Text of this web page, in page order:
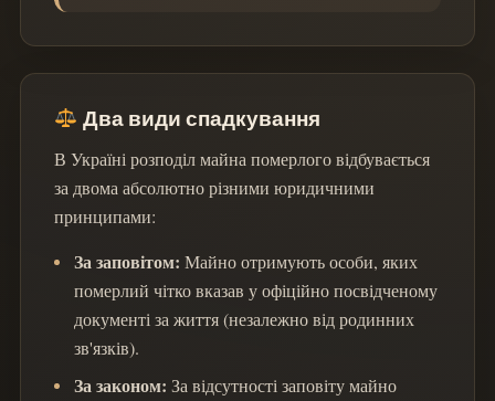
Два види спадкування
В Україні розподіл майна померлого відбувається
за двома абсолютно різними юридичними
принципами:
За заповітом: Майно отримують особи, яких
померлий чітко вказав у офіційно посвідченому
документі за життя (незалежно від родинних
зв'язків).
За законом: За відсутності заповіту майно